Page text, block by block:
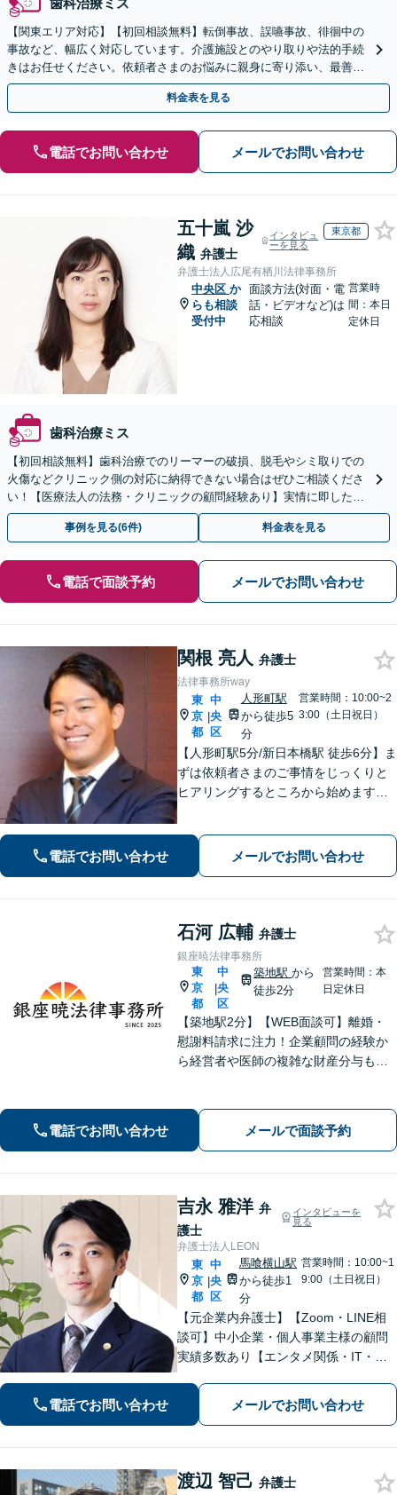
【関東エリア対応】【初回相談無料】転倒事故、誤嚥事故、徘徊中の
事故など、幅広く対応しています。介護施設とのやり取りや法的手続
きはお任せください。依頼者さまのお悩みに親身に寄り添い、最善の
結果が得られるように尽力いたします。
料金表を見る
電話でお問い合わせ メールでお問い合わせ
五十嵐 沙
織 弁護士
インタビュ
ーを見る
東京都
弁護士法人広尾有栖川法律事務所
中央区 か
らも相談
受付中
面談方法(対面・電
話・ビデオなど)は
応相談
営業時
間：本日
定休日
歯科治療ミス
【初回相談無料】歯科治療でのリーマーの破損、脱毛やシミ取りでの
火傷などクリニック側の対応に納得できない場合はぜひご相談くださ
い！【医療法人の法務・クリニックの顧問経験あり】実情に即したア
ドバイスで、納得のできるトラブルの解決を目指します。
事例を見る(6件) 料金表を見る
電話で面談予約 メールでお問い合わせ
関根 亮人 弁護士
法律事務所way
東
京
都
|
中
央
区
人形町駅
から徒歩5
分
営業時間：10:00~2
3:00（土日祝日）
【人形町駅5分/新日本橋駅 徒歩6分】ま
ずは依頼者さまのご事情をじっくりと
ヒアリングするところから始めます。
歩み、解決までの道を拓きましょう。
電話でお問い合わせ メールでお問い合わせ
石河 広輔 弁護士
銀座暁法律事務所
東
京
都
|
中
央
区
築地駅から
徒歩2分
営業時間：本
日定休日
【築地駅2分】【WEB面談可】離婚・
慰謝料請求に注力！企業顧問の経験か
ら経営者や医師の複雑な財産分与も対
導きます。話しやすい事務所を目指し
ております。まずは気軽にご相談くだ
電話でお問い合わせ メールで面談予約
吉永 雅洋 弁
護士
インタビューを
見る
弁護士法人LEON
東
京
都
|
中
央
区
馬喰横山駅
から徒歩1
分
営業時間：10:00~1
9:00（土日祝日）
【元企業内弁護士】【Zoom・LINE相
談可】中小企業・個人事業主様の顧問
実績多数あり【エンタメ関係・IT・知
著作権侵害などは早期相談を！信頼関
係を大切に、迅速かつ誠実に対応【初
電話でお問い合わせ メールでお問い合わせ
渡辺 智己 弁護士